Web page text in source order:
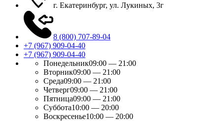
г. Екатеринбург, ул. Лукиных, 3г
8 (800) 707-89-04
+7 (967) 909-04-40
+7 (967) 909-04-40
Понедельник09:00 — 21:00
Вторник09:00 — 21:00
Среда09:00 — 21:00
Четверг09:00 — 21:00
Пятница09:00 — 21:00
Суббота10:00 — 20:00
Воскресенье10:00 — 20:00